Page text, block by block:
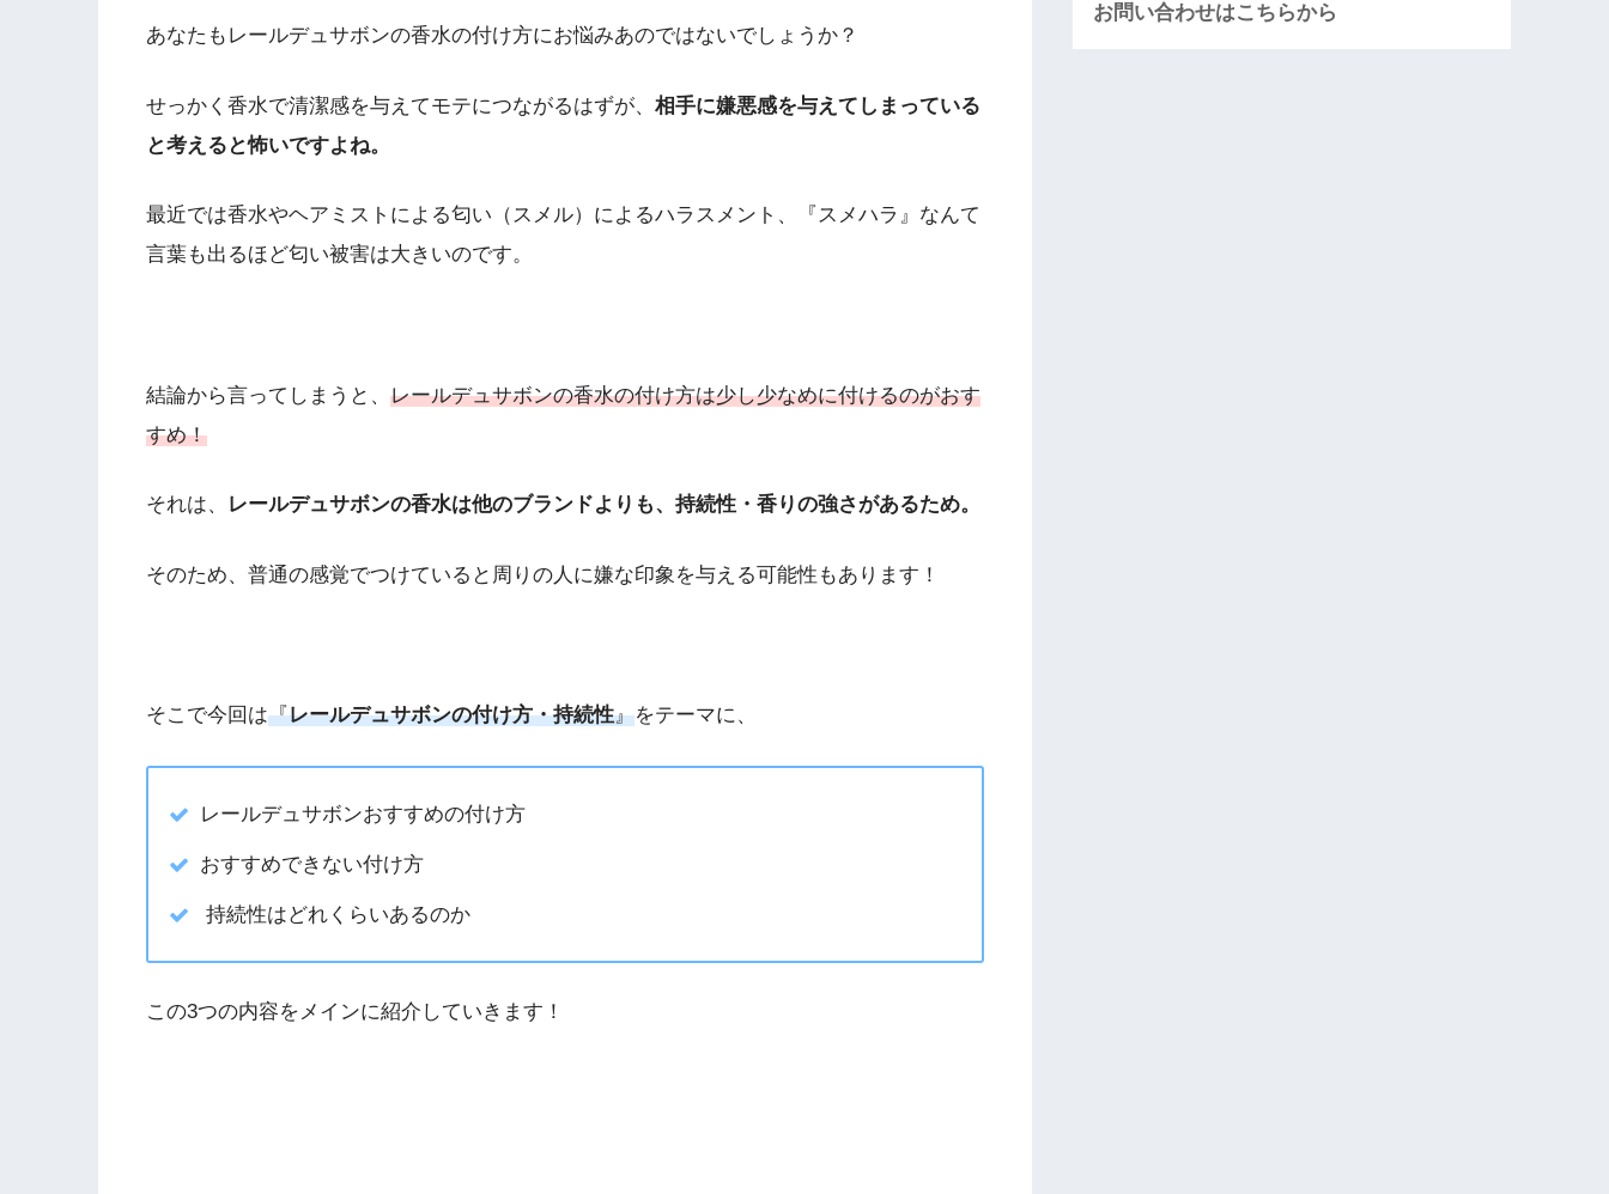
あなたもレールデュサボンの香水の付け方にお悩みあのではないでしょうか？
せっかく香水で清潔感を与えてモテにつながるはずが、 相手に嫌悪感を与えてしまっている
と考えると怖いですよね。
最近では香水やヘアミストによる匂い（スメル）によるハラスメント、『スメハラ』なんて
言葉も出るほど匂い被害は大きいのです。
結論から言ってしまうと、 レールデュサボンの香水の付け方は少し少なめに付けるのがおす
すめ！
それは、 レールデュサボンの香水は他のブランドよりも、持続性・香りの強さがあるため。
そのため、普通の感覚でつけていると周りの人に嫌な印象を与える可能性もあります！
そこで今回は『レールデュサボンの付け方・持続性』をテーマに、
レールデュサボンおすすめの付け方
おすすめできない付け方
持続性はどれくらいあるのか
この3つの内容をメインに紹介していきます！
お問い合わせはこちらから